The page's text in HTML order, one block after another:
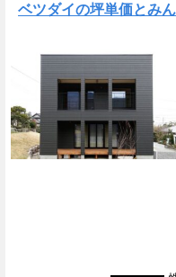
ベツダイの坪単価とみ